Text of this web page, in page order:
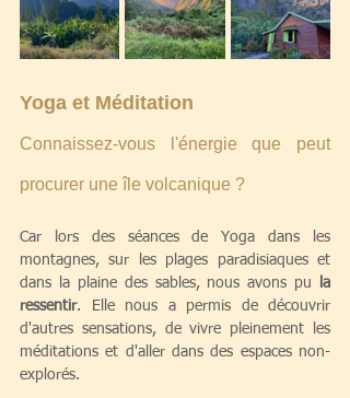
Yoga et Méditation
Connaissez-vous l'énergie que peut
procurer une île volcanique ?
Car lors des séances de Yoga dans les
montagnes, sur les plages paradisiaques et
dans la plaine des sables, nous avons pu
la
ressentir. Elle nous a permis de découvrir
d'autres sensations, de vivre pleinement les
méditations et d'aller dans des espaces non-
explorés.